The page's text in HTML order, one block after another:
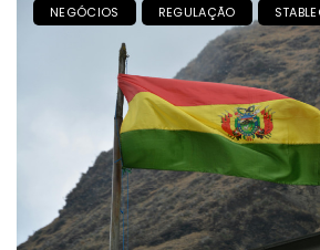
NEGÓCIOS REGULAÇÃO